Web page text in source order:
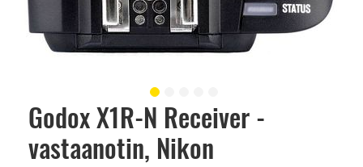
Godox X1R-N Receiver -
vastaanotin, Nikon
Skip
beginning